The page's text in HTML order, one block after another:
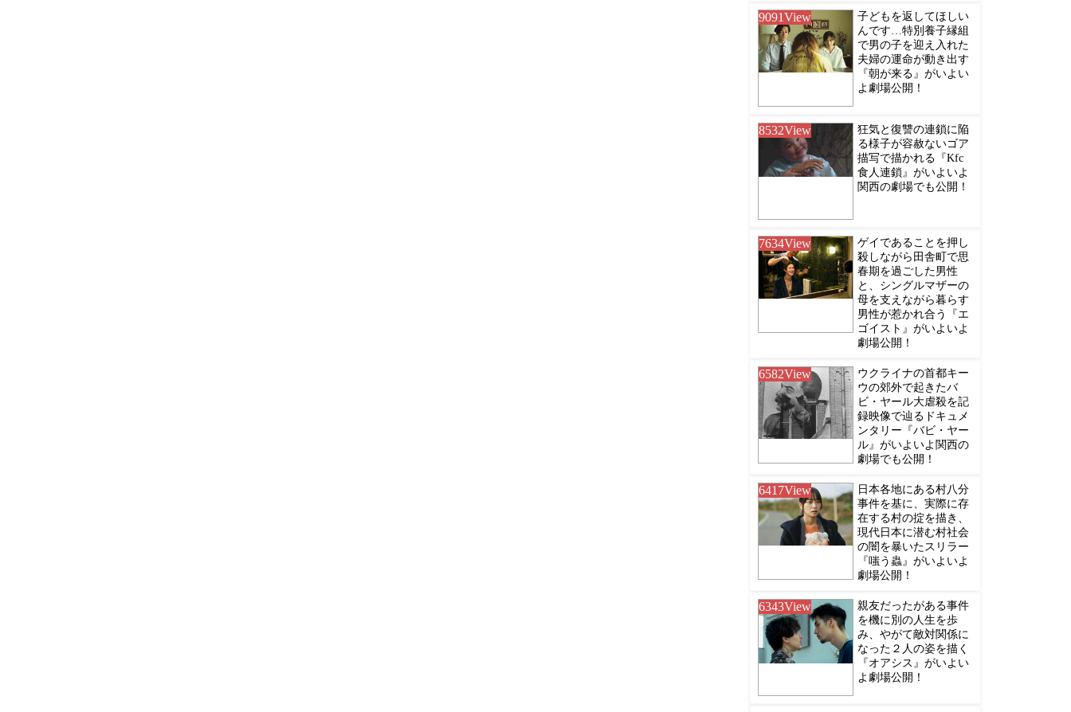
9091View
子どもを返してほしい
んです…特別養子縁組
で男の子を迎え入れた
夫婦の運命が動き出す
『朝が来る』がいよい
よ劇場公開！
8532View
狂気と復讐の連鎖に陥
る様子が容赦ないゴア
描写で描かれる『Kfc
食人連鎖』がいよいよ
関西の劇場でも公開！
7634View
ゲイであることを押し
殺しながら田舎町で思
春期を過ごした男性
と、シングルマザーの
母を支えながら暮らす
男性が惹かれ合う『エ
ゴイスト』がいよいよ
劇場公開！
6582View
ウクライナの首都キー
ウの郊外で起きたバ
ビ・ヤール大虐殺を記
録映像で辿るドキュメ
ンタリー『バビ・ヤー
ル』がいよいよ関西の
劇場でも公開！
6417View
日本各地にある村八分
事件を基に、実際に存
在する村の掟を描き、
現代日本に潜む村社会
の闇を暴いたスリラー
『嗤う蟲』がいよいよ
劇場公開！
6343View
親友だったがある事件
を機に別の人生を歩
み、やがて敵対関係に
なった２人の姿を描く
『オアシス』がいよい
よ劇場公開！